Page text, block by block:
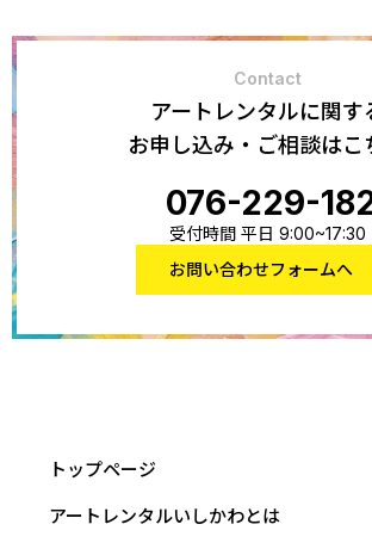
Contact
アートレンタルに関す
お申し込み・ご相談はこ
076-229-
受付時間 平日 9:00~17:30
お問い合わせフォームへ
トップページ
アートレンタルいしかわとは